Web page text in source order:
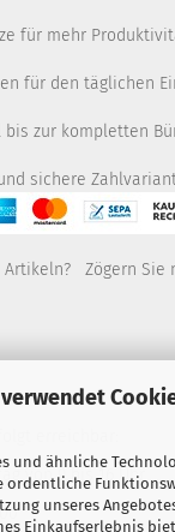
und ähnliche
unseres
Einkaufserlebnis
für mehr
für den täglichen
zur kompletten
sichere
Artikeln? Zögern Sie
erreichbar:
von 9 bis 16 Uhr